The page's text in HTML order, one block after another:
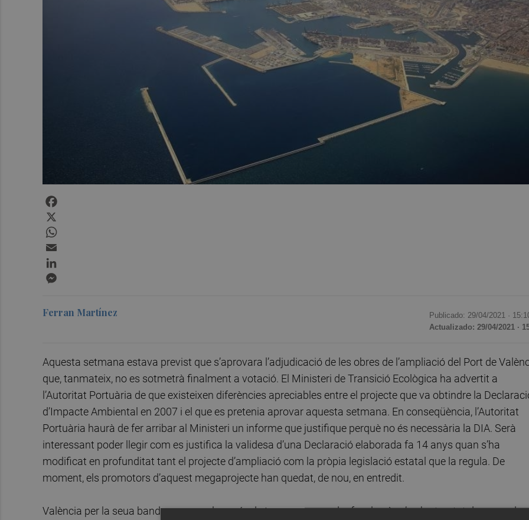
Ferran Martínez Publicado: 29/04/2021 ·
Actualizado: 29/04/2021 ·
Aquesta setmana estava previst que s’aprovara l’adjudicació de les obres de l’ampliació del Port de
que, tanmateix, no es sotmetrà finalment a votació. El Ministeri de Transició Ecològica ha advertit a
l’Autoritat Portuària de que existeixen diferències apreciables entre el projecte que va obtindre la
d’Impacte Ambiental en 2007 i el que es pretenia aprovar aquesta setmana. En conseqüència, l’Autoritat
Portuària haurà de fer arribar al Ministeri un informe que justifique perquè no és necessària la DIA. Serà
interessant poder llegir com es justifica la validesa d’una Declaració elaborada fa 14 anys quan s’ha
modificat en profunditat tant el projecte d’ampliació com la pròpia legislació estatal que la regula. De
moment, els promotors d’aquest megaprojecte han quedat, de nou, en entredit.
València per la seua banda guanya algo més de temps per a poder fer el què se’ns ha tractat de negar des